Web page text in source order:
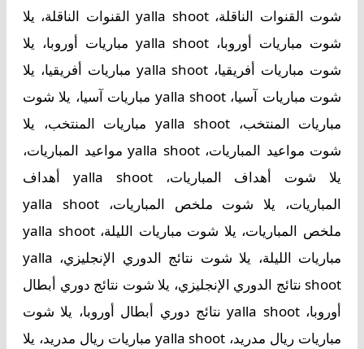
شوت القنوات الناقلة، yalla shoot القنوات الناقلة، يلا
شوت مباريات أوروبا، yalla shoot مباريات أوروبا، يلا
شوت مباريات أفريقيا، yalla shoot مباريات أفريقيا، يلا
شوت مباريات آسيا، yalla shoot مباريات آسيا، يلا شوت
مباريات المنتخب، yalla shoot مباريات المنتخب، يلا
شوت مواعيد المباريات، yalla shoot مواعيد المباريات،
يلا شوت أهداف المباريات، yalla shoot أهداف
المباريات، يلا شوت ملخص المباريات، yalla shoot
ملخص المباريات، يلا شوت مباريات الليلة، yalla shoot
مباريات الليلة، يلا شوت نتائج الدوري الإنجليزي، yalla
shoot نتائج الدوري الإنجليزي، يلا شوت نتائج دوري أبطال
أوروبا، yalla shoot نتائج دوري أبطال أوروبا، يلا شوت
مباريات ريال مدريد، yalla shoot مباريات ريال مدريد، يلا